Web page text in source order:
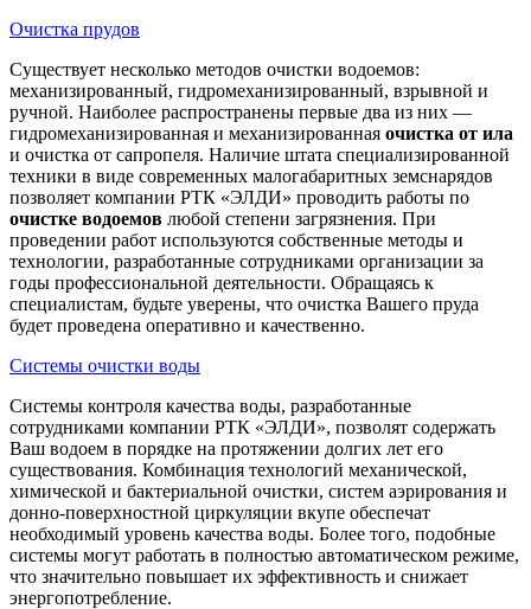
Очистка прудов
Существует несколько методов очистки водоемов:
механизированный, гидромеханизированный, взрывной и
ручной. Наиболее распространены первые два из них —
гидромеханизированная и механизированная очистка от ила
и очистка от сапропеля. Наличие штата специализированной
техники в виде современных малогабаритных земснарядов
позволяет компании РТК «ЭЛДИ» проводить работы по
очистке водоемов любой степени загрязнения. При
проведении работ используются собственные методы и
технологии, разработанные сотрудниками организации за
годы профессиональной деятельности. Обращаясь к
специалистам, будьте уверены, что очистка Вашего пруда
будет проведена оперативно и качественно.
Системы очистки воды
Системы контроля качества воды, разработанные
сотрудниками компании РТК «ЭЛДИ», позволят содержать
Ваш водоем в порядке на протяжении долгих лет его
существования. Комбинация технологий механической,
химической и бактериальной очистки, систем аэрирования и
донно-поверхностной циркуляции вкупе обеспечат
необходимый уровень качества воды. Более того, подобные
системы могут работать в полностью автоматическом режиме,
что значительно повышает их эффективность и снижает
энергопотребление.